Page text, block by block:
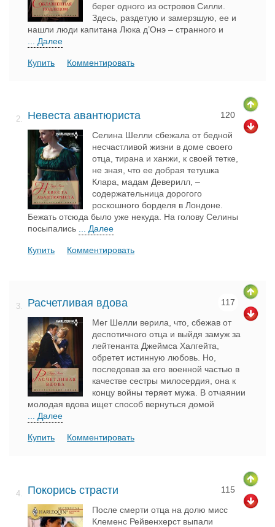
берег одного из островов Силли.
Здесь, раздетую и замерзшую, ее и
нашли люди капитана Люка д’Онэ – странного и
... Далее
Купить Комментировать
2. Невеста авантюриста 120
Селина Шелли сбежала от бедной
несчастливой жизни в доме своего
отца, тирана и ханжи, к своей тетке,
не зная, что ее добрая тетушка
Клара, мадам Деверилл, –
содержательница дорогого
роскошного борделя в Лондоне.
Бежать отсюда было уже некуда. На голову Селины
посыпались
... Далее
Купить Комментировать
3. Расчетливая вдова 117
Мег Шелли верила, что, сбежав от
деспотичного отца и выйдя замуж за
лейтенанта Джеймса Халгейта,
обретет истинную любовь. Но,
последовав за его военной частью в
качестве сестры милосердия, она к
концу войны теряет мужа. В отчаянии
молодая вдова ищет способ вернуться домой
... Далее
Купить Комментировать
4. Покорись страсти 115
После смерти отца на долю мисс
Клеменс Рейвенхерст выпали